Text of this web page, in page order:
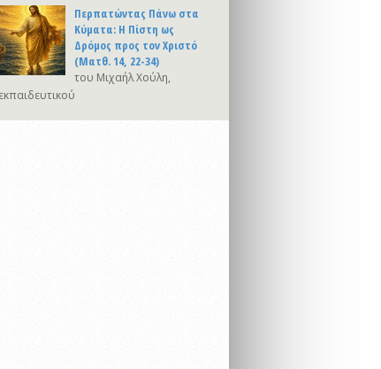
Περπατώντας Πάνω στα
Κύματα: Η Πίστη ως
Δρόμος προς τον Χριστό
(Ματθ. 14, 22-34)
του Μιχαήλ Χούλη,